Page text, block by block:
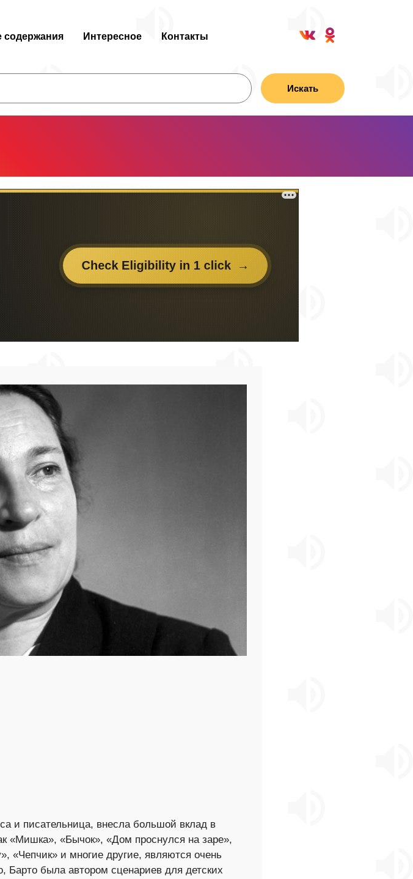
содержания Интересное Контакты
Искать
и писательница, внесла большой вклад в
«Мишка», «Бычок», «Дом проснулся на заре»,
«Чепчик» и многие другие, являются очень
Барто была автором сценариев для детских